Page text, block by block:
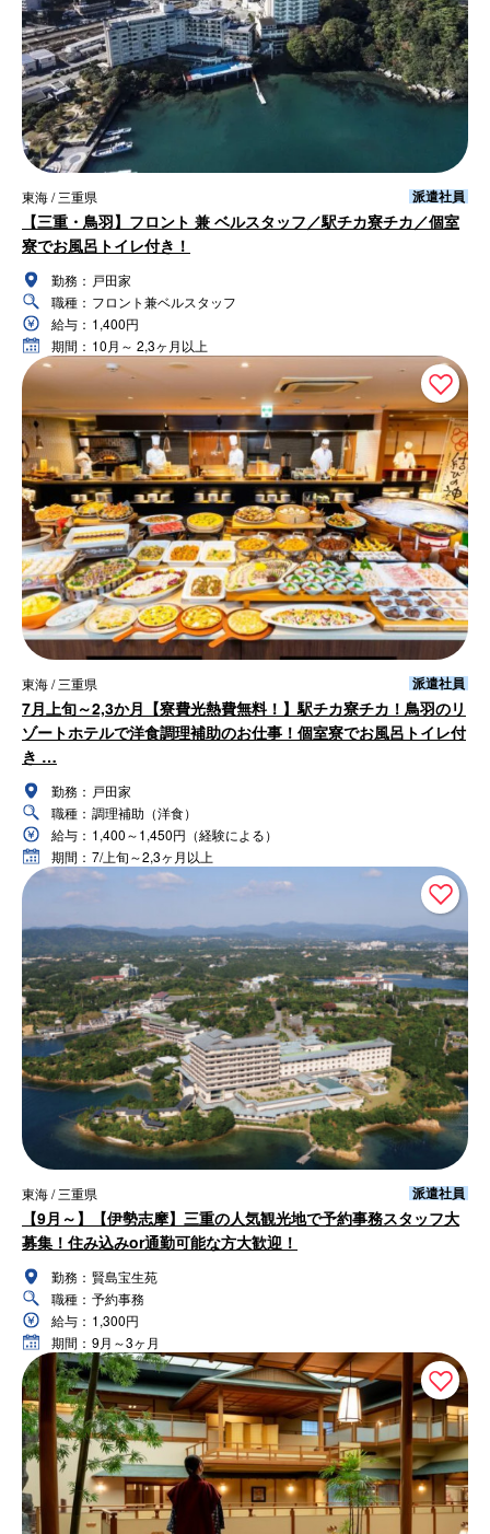
東海 / 三重県 派遣社員
【三重・鳥羽】フロント 兼 ベルスタッフ／駅チカ寮チカ／個室
寮でお風呂トイレ付き！
勤務： 戸田家
職種： フロント兼ベルスタッフ
給与： 1,400円
期間： 10月～ 2,3ヶ月以上
東海 / 三重県 派遣社員
7月上旬～2,3か月【寮費光熱費無料！】駅チカ寮チカ！鳥羽のリ
ゾートホテルで洋食調理補助のお仕事！個室寮でお風呂トイレ付
き …
勤務： 戸田家
職種： 調理補助（洋食）
給与： 1,400～1,450円（経験による）
期間： 7/上旬～2,3ヶ月以上
東海 / 三重県 派遣社員
【9月～】【伊勢志摩】三重の人気観光地で予約事務スタッフ大
募集！住み込みor通勤可能な方大歓迎！
勤務： 賢島宝生苑
職種： 予約事務
給与： 1,300円
期間： 9月～3ヶ月